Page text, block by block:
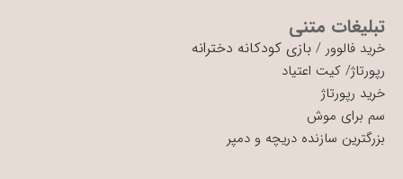
تبلیغات متنی
خرید فالوور / بازی کودکانه دخترانه
رپورتاژ/ کیت اعتیاد
خرید رپورتاژ
سم برای موش
بزرگترین سازنده دریچه و دمپر